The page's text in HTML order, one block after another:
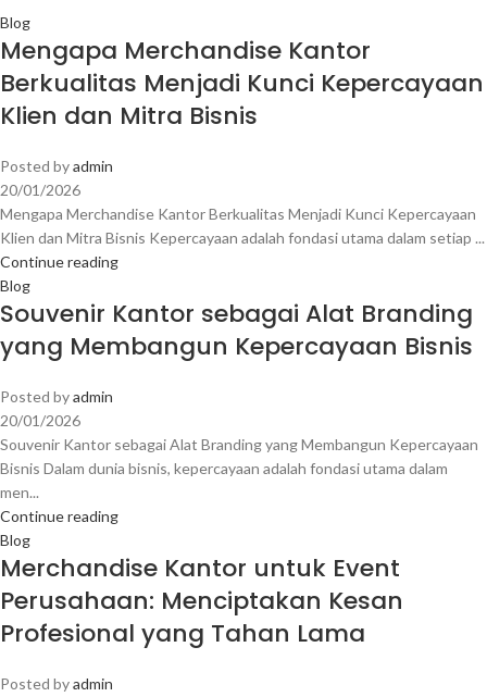
Blog
Mengapa Merchandise Kantor
Berkualitas Menjadi Kunci Kepercayaan
Klien dan Mitra Bisnis
Posted byadmin
20/01/2026
Mengapa Merchandise Kantor Berkualitas Menjadi Kunci Kepercayaan
Klien dan Mitra Bisnis Kepercayaan adalah fondasi utama dalam setiap ...
Continue reading
Blog
Souvenir Kantor sebagai Alat Branding
yang Membangun Kepercayaan Bisnis
Posted byadmin
20/01/2026
Souvenir Kantor sebagai Alat Branding yang Membangun Kepercayaan
Bisnis Dalam dunia bisnis, kepercayaan adalah fondasi utama dalam
men...
Continue reading
Blog
Merchandise Kantor untuk Event
Perusahaan: Menciptakan Kesan
Profesional yang Tahan Lama
Posted byadmin